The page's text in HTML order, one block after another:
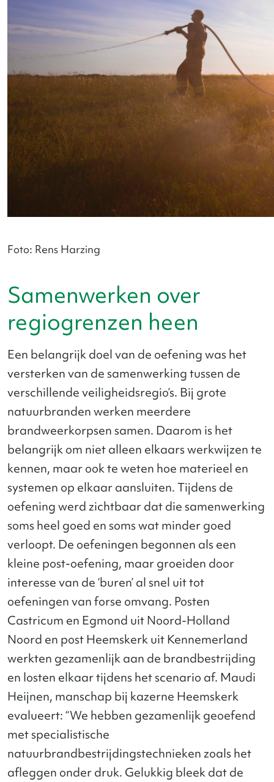
Foto: Rens Harzing
Samenwerken over
regiogrenzen heen
Een belangrijk doel van de oefening was het
versterken van de samenwerking tussen de
verschillende veiligheidsregio’s. Bij grote
natuurbranden werken meerdere
brandweerkorpsen samen. Daarom is het
belangrijk om niet alleen elkaars werkwijzen te
kennen, maar ook te weten hoe materieel en
systemen op elkaar aansluiten. Tijdens de
oefening werd zichtbaar dat die samenwerking
soms heel goed en soms wat minder goed
verloopt. De oefeningen begonnen als een
kleine post-oefening, maar groeiden door
interesse van de ‘buren’ al snel uit tot
oefeningen van forse omvang. Posten
Castricum en Egmond uit Noord-Holland
Noord en post Heemskerk uit Kennemerland
werkten gezamenlijk aan de brandbestrijding
en losten elkaar tijdens het scenario af. Maudi
Heijnen, manschap bij kazerne Heemskerk
evalueert: “We hebben gezamenlijk geoefend
met specialistische
natuurbrandbestrijdingstechnieken zoals het
afleggen onder druk. Gelukkig bleek dat de